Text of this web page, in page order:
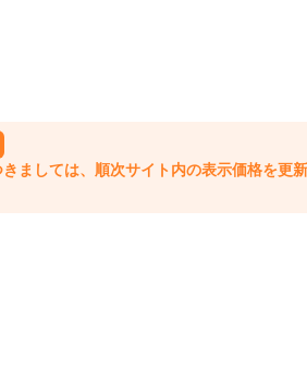
しては、順次サイト内の表示価格を更新